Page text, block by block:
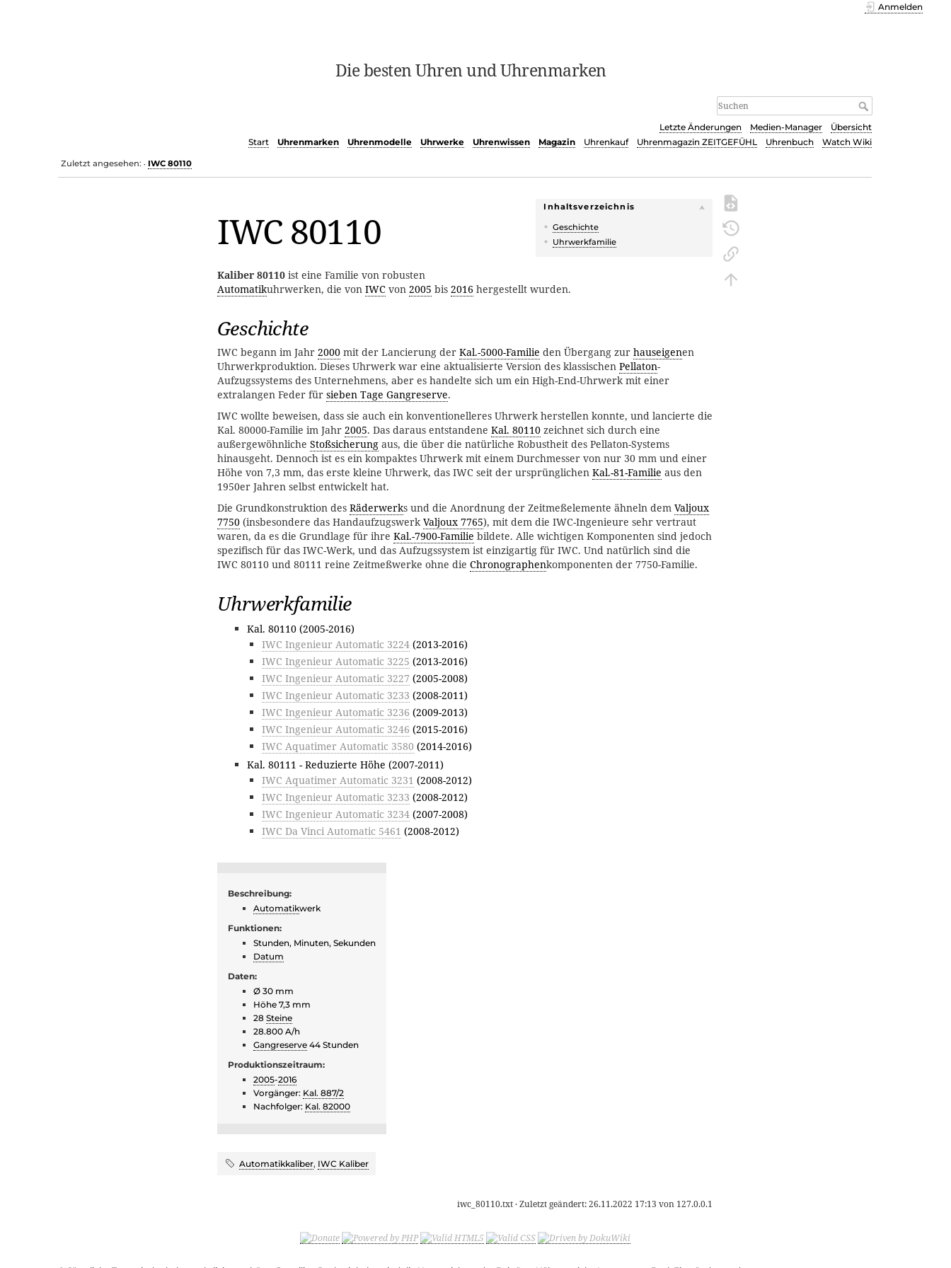
Die besten Uhren und Uhrenmarken
Anmelden
Letzte Änderungen Medien-Manager
Übersicht
Start
Uhrenmarken Uhrenmodelle Uhrwerke Uhrenwissen Magazin Uhrenkauf Uhrenmagazin ZEITGEFÜHL Uhrenbuch Watch Wiki
Zuletzt angesehen: • IWC 80110
Inhaltsverzeichnis
Geschichte
Uhrwerkfamilie
IWC 80110
Kaliber 80110 ist eine Familie von robusten
Automatikuhrwerken, die von IWC von 2005 bis 2016 hergestellt wurden.
Geschichte
IWC begann im Jahr 2000 mit der Lancierung der Kal.-5000-Familie den Übergang zur hauseigenen
Uhrwerkproduktion. Dieses Uhrwerk war eine aktualisierte Version des klassischen Pellaton-
Aufzugssystems des Unternehmens, aber es handelte sich um ein High-End-Uhrwerk mit einer
extralangen Feder für sieben Tage Gangreserve.
IWC wollte beweisen, dass sie auch ein konventionelleres Uhrwerk herstellen konnte, und lancierte die
Kal. 80000-Familie im Jahr 2005. Das daraus entstandene Kal. 80110 zeichnet sich durch eine
außergewöhnliche Stoßsicherung aus, die über die natürliche Robustheit des Pellaton-Systems
hinausgeht. Dennoch ist es ein kompaktes Uhrwerk mit einem Durchmesser von nur 30 mm und einer
Höhe von 7,3 mm, das erste kleine Uhrwerk, das IWC seit der ursprünglichen Kal.-81-Familie aus den
1950er Jahren selbst entwickelt hat.
Die Grundkonstruktion des Räderwerks und die Anordnung der Zeitmeßelemente ähneln dem Valjoux
7750 (insbesondere das HandaufzugswerkValjoux 7765), mit dem die IWC-Ingenieure sehr vertraut
waren, da es die Grundlage für ihre Kal.-7900-Familie bildete. Alle wichtigen Komponenten sind jedoch
spezifisch für das IWC-Werk, und das Aufzugssystem ist einzigartig für IWC. Und natürlich sind die
IWC 80110 und 80111 reine Zeitmeßwerke ohne die Chronographenkomponenten der 7750-Familie.
Uhrwerkfamilie
Kal. 80110 (2005-2016)
IWC Ingenieur Automatic 3224 (2013-2016)
IWC Ingenieur Automatic 3225 (2013-2016)
IWC Ingenieur Automatic 3227 (2005-2008)
IWC Ingenieur Automatic 3233 (2008-2011)
IWC Ingenieur Automatic 3236 (2009-2013)
IWC Ingenieur Automatic 3246 (2015-2016)
IWC Aquatimer Automatic 3580 (2014-2016)
Kal. 80111 - Reduzierte Höhe (2007-2011)
IWC Aquatimer Automatic 3231 (2008-2012)
IWC Ingenieur Automatic 3233 (2008-2012)
IWC Ingenieur Automatic 3234 (2007-2008)
IWC Da Vinci Automatic 5461 (2008-2012)
Beschreibung:
Automatikwerk
Funktionen:
Stunden, Minuten, Sekunden
Datum
Daten:
Ø 30 mm
Höhe 7,3 mm
28 Steine
28.800 A/h
Gangreserve 44 Stunden
Produktionszeitraum:
2005-2016
Vorgänger: Kal. 887/2
Nachfolger: Kal. 82000
Automatikkaliber, IWC Kaliber
iwc_80110.txt· Zuletzt geändert:26.11.2022 17:13 von 127.0.0.1